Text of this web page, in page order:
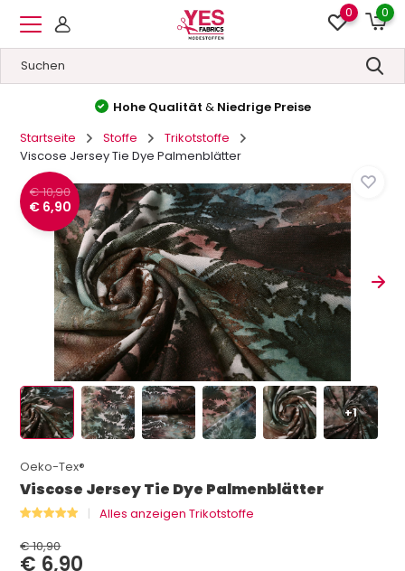
0 0
Hohe Qualität & Niedrige Preise
Startseite
Stoffe
Trikotstoffe
Viscose Jersey Tie Dye Palmenblätter
€ 10,90
€ 6,90
+1
Oeko-Tex®
Viscose Jersey Tie Dye Palmenblätter
Alles anzeigen Trikotstoffe
€ 10,90
€ 6,90